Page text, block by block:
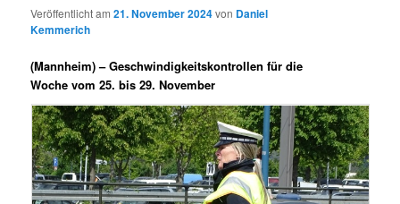
Veröffentlicht am21. November 2024von Daniel
Kemmerich
(Mannheim) –Geschwindigkeitskontrollen für die
Woche vom 25. bis 29. November